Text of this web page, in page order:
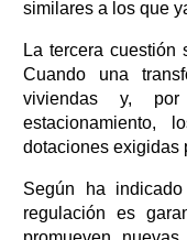
similares a los que
La tercera cuestión
Cuando una
viviendas y,
estacionamiento,
dotaciones exigidas
Según ha
regulación es